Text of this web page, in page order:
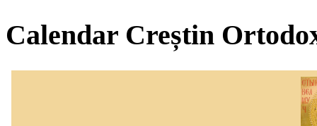
Calendar Creștin